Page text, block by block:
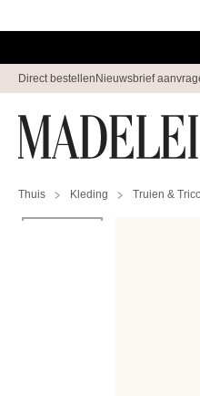
Direct bestellen Nieuwsbrief
Thuis Kleding Truien &